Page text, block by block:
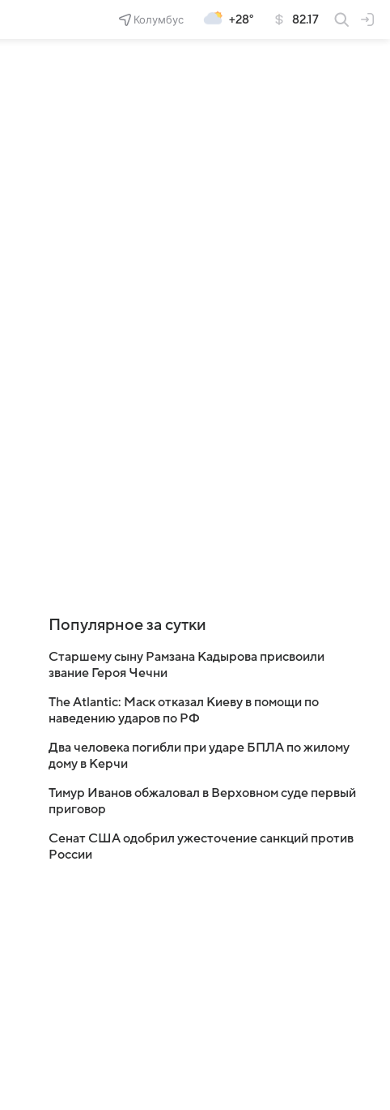
Колумбус +28° 82.17
Популярное за сутки
Старшему сыну Рамзана Кадырова присвоили
звание Героя Чечни
The Atlantic: Маск отказал Киеву в помощи по
наведению ударов по РФ
Два человека погибли при ударе БПЛА по жилому
дому в Керчи
Тимур Иванов обжаловал в Верховном суде первый
приговор
Сенат США одобрил ужесточение санкций против
России